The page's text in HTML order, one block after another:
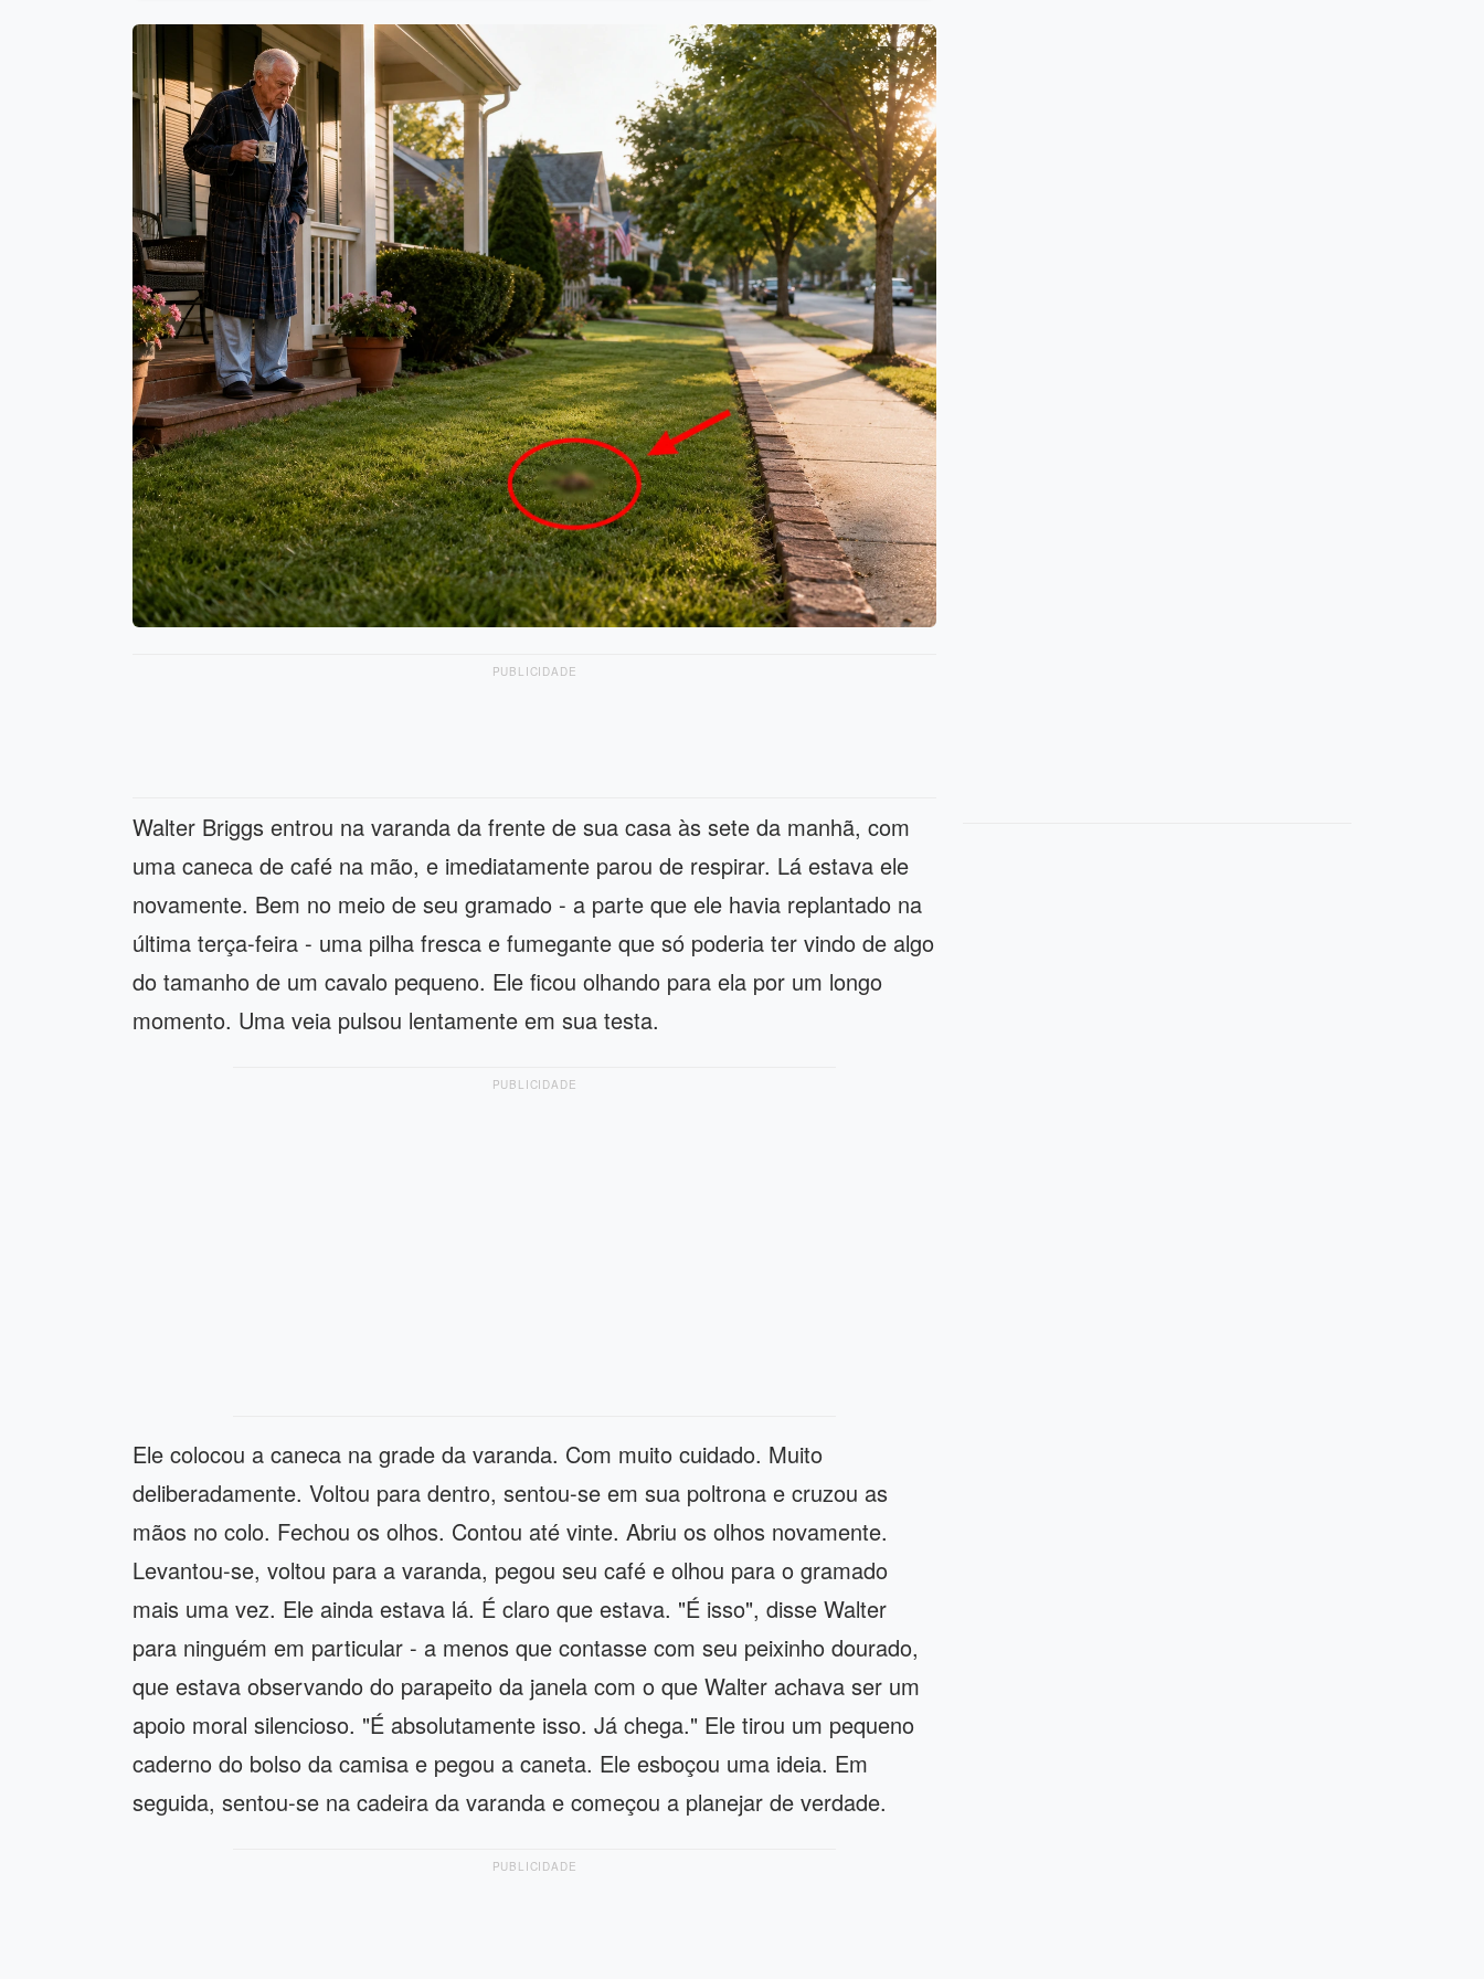
PUBLICIDADE
Walter Briggs entrou na varanda da frente de sua casa às sete da manhã, com
uma caneca de café na mão, e imediatamente parou de respirar. Lá estava ele
novamente. Bem no meio de seu gramado - a parte que ele havia replantado na
última terça-feira - uma pilha fresca e fumegante que só poderia ter vindo de algo
do tamanho de um cavalo pequeno. Ele ficou olhando para ela por um longo
momento. Uma veia pulsou lentamente em sua testa.
PUBLICIDADE
Ele colocou a caneca na grade da varanda. Com muito cuidado. Muito
deliberadamente. Voltou para dentro, sentou-se em sua poltrona e cruzou as
mãos no colo. Fechou os olhos. Contou até vinte. Abriu os olhos novamente.
Levantou-se, voltou para a varanda, pegou seu café e olhou para o gramado
mais uma vez. Ele ainda estava lá. É claro que estava. "É isso", disse Walter
para ninguém em particular - a menos que contasse com seu peixinho dourado,
que estava observando do parapeito da janela com o que Walter achava ser um
apoio moral silencioso. "É absolutamente isso. Já chega." Ele tirou um pequeno
caderno do bolso da camisa e pegou a caneta. Ele esboçou uma ideia. Em
seguida, sentou-se na cadeira da varanda e começou a planejar de verdade.
PUBLICIDADE